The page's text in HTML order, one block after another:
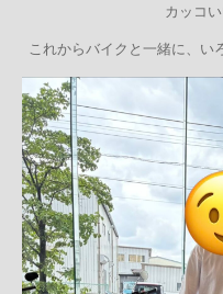
カッコ
これからバイクと一緒に、い